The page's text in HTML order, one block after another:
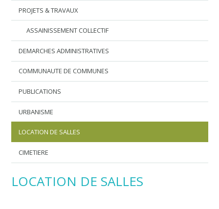
PROJETS & TRAVAUX
ASSAINISSEMENT COLLECTIF
DEMARCHES ADMINISTRATIVES
COMMUNAUTE DE COMMUNES
PUBLICATIONS
URBANISME
LOCATION DE SALLES
CIMETIERE
LOCATION DE SALLES